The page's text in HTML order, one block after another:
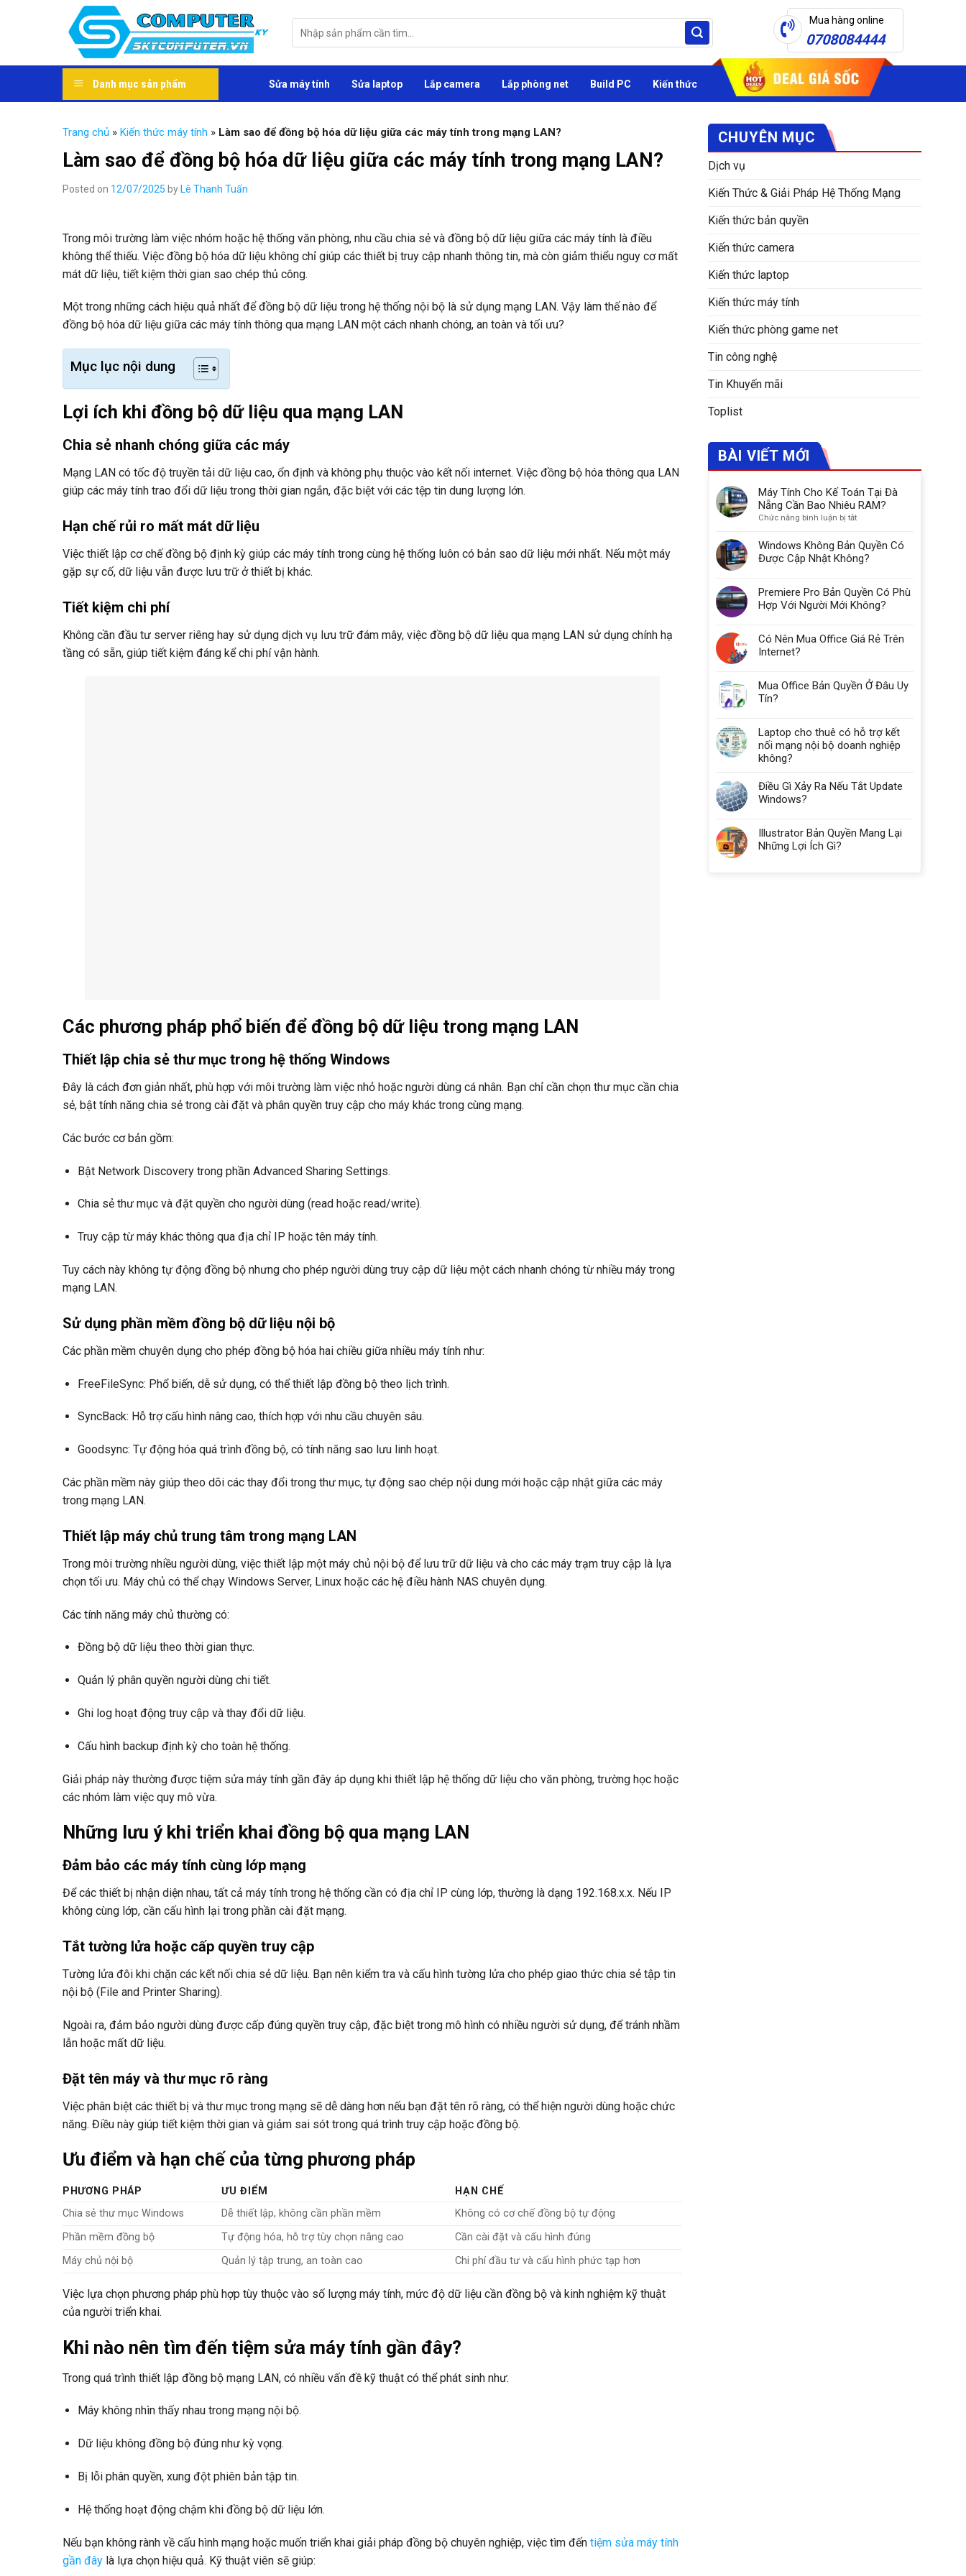
kiếm:
Mua hàng online
0708084444
Danh mục sản phẩm Sửa máy tính Sửa laptop Lắp camera Lắp phòng net Build PC Kiến thức
Trang chủ » Kiến thức máy tính » Làm sao để đồng bộ hóa dữ liệu giữa các máy tính trong mạng LAN?
Làm sao để đồng bộ hóa dữ liệu giữa các máy tính trong mạng LAN?
Posted on 12/07/2025 byLê Thanh Tuấn
Trong môi trường làm việc nhóm hoặc hệ thống văn phòng, nhu cầu chia sẻ và đồng bộ dữ liệu giữa các máy tính là điều
không thể thiếu. Việc đồng bộ hóa dữ liệu không chỉ giúp các thiết bị truy cập nhanh thông tin, mà còn giảm thiểu nguy cơ mất
mát dữ liệu, tiết kiệm thời gian sao chép thủ công.
Một trong những cách hiệu quả nhất để đồng bộ dữ liệu trong hệ thống nội bộ là sử dụng mạng LAN. Vậy làm thế nào để
đồng bộ hóa dữ liệu giữa các máy tính thông qua mạng LAN một cách nhanh chóng, an toàn và tối ưu?
Mục lục nội dung
Lợi ích khi đồng bộ dữ liệu qua mạng LAN
Chia sẻ nhanh chóng giữa các máy
Mạng LAN có tốc độ truyền tải dữ liệu cao, ổn định và không phụ thuộc vào kết nối internet. Việc đồng bộ hóa thông qua LAN
giúp các máy tính trao đổi dữ liệu trong thời gian ngắn, đặc biệt với các tệp tin dung lượng lớn.
Hạn chế rủi ro mất mát dữ liệu
Việc thiết lập cơ chế đồng bộ định kỳ giúp các máy tính trong cùng hệ thống luôn có bản sao dữ liệu mới nhất. Nếu một máy
gặp sự cố, dữ liệu vẫn được lưu trữ ở thiết bị khác.
Tiết kiệm chi phí
Không cần đầu tư server riêng hay sử dụng dịch vụ lưu trữ đám mây, việc đồng bộ dữ liệu qua mạng LAN sử dụng chính hạ
tầng có sẵn, giúp tiết kiệm đáng kể chi phí vận hành.
Các phương pháp phổ biến để đồng bộ dữ liệu trong mạng LAN
Thiết lập chia sẻ thư mục trong hệ thống Windows
Đây là cách đơn giản nhất, phù hợp với môi trường làm việc nhỏ hoặc người dùng cá nhân. Bạn chỉ cần chọn thư mục cần chia
sẻ, bật tính năng chia sẻ trong cài đặt và phân quyền truy cập cho máy khác trong cùng mạng.
Các bước cơ bản gồm:
Bật Network Discovery trong phần Advanced Sharing Settings.
Chia sẻ thư mục và đặt quyền cho người dùng (read hoặc read/write).
Truy cập từ máy khác thông qua địa chỉ IP hoặc tên máy tính.
Tuy cách này không tự động đồng bộ nhưng cho phép người dùng truy cập dữ liệu một cách nhanh chóng từ nhiều máy trong
mạng LAN.
Sử dụng phần mềm đồng bộ dữ liệu nội bộ
Các phần mềm chuyên dụng cho phép đồng bộ hóa hai chiều giữa nhiều máy tính như:
FreeFileSync: Phổ biến, dễ sử dụng, có thể thiết lập đồng bộ theo lịch trình.
SyncBack: Hỗ trợ cấu hình nâng cao, thích hợp với nhu cầu chuyên sâu.
Goodsync: Tự động hóa quá trình đồng bộ, có tính năng sao lưu linh hoạt.
Các phần mềm này giúp theo dõi các thay đổi trong thư mục, tự động sao chép nội dung mới hoặc cập nhật giữa các máy
trong mạng LAN.
Thiết lập máy chủ trung tâm trong mạng LAN
Trong môi trường nhiều người dùng, việc thiết lập một máy chủ nội bộ để lưu trữ dữ liệu và cho các máy trạm truy cập là lựa
chọn tối ưu. Máy chủ có thể chạy Windows Server, Linux hoặc các hệ điều hành NAS chuyên dụng.
Các tính năng máy chủ thường có:
Đồng bộ dữ liệu theo thời gian thực.
Quản lý phân quyền người dùng chi tiết.
Ghi log hoạt động truy cập và thay đổi dữ liệu.
Cấu hình backup định kỳ cho toàn hệ thống.
Giải pháp này thường được tiệm sửa máy tính gần đây áp dụng khi thiết lập hệ thống dữ liệu cho văn phòng, trường học hoặc
các nhóm làm việc quy mô vừa.
Những lưu ý khi triển khai đồng bộ qua mạng LAN
Đảm bảo các máy tính cùng lớp mạng
Để các thiết bị nhận diện nhau, tất cả máy tính trong hệ thống cần có địa chỉ IP cùng lớp, thường là dạng 192.168.x.x. Nếu IP
không cùng lớp, cần cấu hình lại trong phần cài đặt mạng.
Tắt tường lửa hoặc cấp quyền truy cập
Tường lửa đôi khi chặn các kết nối chia sẻ dữ liệu. Bạn nên kiểm tra và cấu hình tường lửa cho phép giao thức chia sẻ tập tin
nội bộ (File and Printer Sharing).
Ngoài ra, đảm bảo người dùng được cấp đúng quyền truy cập, đặc biệt trong mô hình có nhiều người sử dụng, để tránh nhầm
lẫn hoặc mất dữ liệu.
Đặt tên máy và thư mục rõ ràng
Việc phân biệt các thiết bị và thư mục trong mạng sẽ dễ dàng hơn nếu bạn đặt tên rõ ràng, có thể hiện người dùng hoặc chức
năng. Điều này giúp tiết kiệm thời gian và giảm sai sót trong quá trình truy cập hoặc đồng bộ.
Ưu điểm và hạn chế của từng phương pháp
PHƯƠNG PHÁP ƯU ĐIỂM
HẠN CHẾ
Chia sẻ thư mục Windows
Dễ thiết lập, không cần phần mềm
Không có cơ chế đồng bộ tự động
Phần mềm đồng bộ
Tự động hóa, hỗ trợ tùy chọn nâng cao
Cần cài đặt và cấu hình đúng
Máy chủ nội bộ
Quản lý tập trung, an toàn cao Chi phí đầu tư và cấu hình phức tạp hơn
Việc lựa chọn phương pháp phù hợp tùy thuộc vào số lượng máy tính, mức độ dữ liệu cần đồng bộ và kinh nghiệm kỹ thuật
của người triển khai.
Khi nào nên tìm đến tiệm sửa máy tính gần đây?
Trong quá trình thiết lập đồng bộ mạng LAN, có nhiều vấn đề kỹ thuật có thể phát sinh như:
Máy không nhìn thấy nhau trong mạng nội bộ.
Dữ liệu không đồng bộ đúng như kỳ vọng.
Bị lỗi phân quyền, xung đột phiên bản tập tin.
Hệ thống hoạt động chậm khi đồng bộ dữ liệu lớn.
Nếu bạn không rành về cấu hình mạng hoặc muốn triển khai giải pháp đồng bộ chuyên nghiệp, việc tìm đến tiệm sửa máy tính
gần đây là lựa chọn hiệu quả. Kỹ thuật viên sẽ giúp:
CHUYÊN MỤC
Dịch vụ
Kiến Thức & Giải Pháp Hệ Thống Mạng
Kiến thức bản quyền
Kiến thức camera
Kiến thức laptop
Kiến thức máy tính
Kiến thức phòng game net
Tin công nghệ
Tin Khuyến mãi
Toplist
BÀI VIẾT MỚI
Máy Tính Cho Kế Toán Tại Đà
Nẵng Cần Bao Nhiêu RAM?
Chức năng bình luận bị tắtở
Tính
Cho
Kế
Tại
Đà
Bao
Windows Không Bản Quyền Có
Được Cập Nhật Không?
Premiere Pro Bản Quyền Có Phù
Hợp Với Người Mới Không?
Có Nên Mua Office Giá Rẻ Trên
Internet?
Mua Office Bản Quyền Ở Đâu Uy
Tín?
Laptop cho thuê có hỗ trợ kết
nối mạng nội bộ doanh nghiệp
không?
Điều Gì Xảy Ra Nếu Tắt Update
Windows?
Illustrator Bản Quyền Mang Lại
Những Lợi Ích Gì?